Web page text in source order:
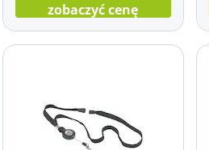
zobaczyć cenę